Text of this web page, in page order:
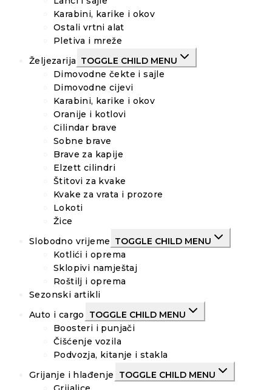
Karabini, karike i okov
Ostali vrtni alat
Pletiva i mreže
Željezarija TOGGLE CHILD MENU
Dimovodne čekte i sajle
Dimovodne cijevi
Karabini, karike i okov
Oranije i kotlovi
Cilindar brave
Sobne brave
Brave za kapije
Elzett cilindri
Štitovi za kvake
Kvake za vrata i prozore
Lokoti
Žice
Slobodno vrijeme TOGGLE CHILD MENU
Kotlići i oprema
Sklopivi namještaj
Roštilj i oprema
Sezonski artikli
Auto i cargo
TOGGLE CHILD MENU
Boosteri i punjači
Čišćenje vozila
Podvozja, kitanje i stakla
Grijanje i hlađenje
TOGGLE CHILD MENU